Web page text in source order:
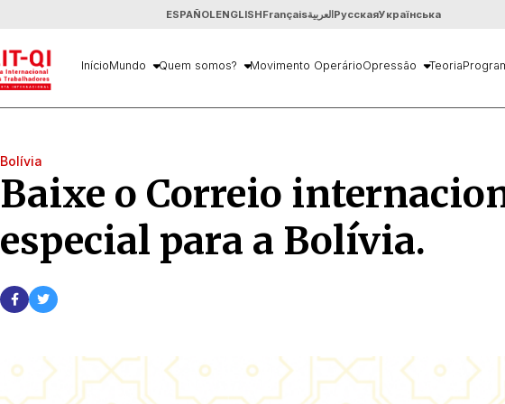
ESPAÑOLENGLISHFrançaisالعربيةРусскаяУкраїнська
InícioMundo Quem somos? Movimento OperárioOpressão Teoria
Bolívia
Baixe o Correio
especial para a Bolívia.